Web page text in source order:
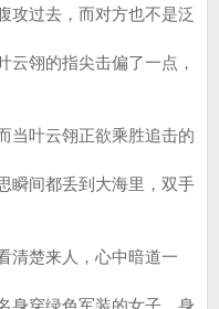
攻过去，而对方也不是泛
云翎的指尖击偏了一点，
叶云翎正欲乘胜追击的
瞬间都丢到大海里，双手
楚来人，心中暗道一
穿绿色军装的女子，身